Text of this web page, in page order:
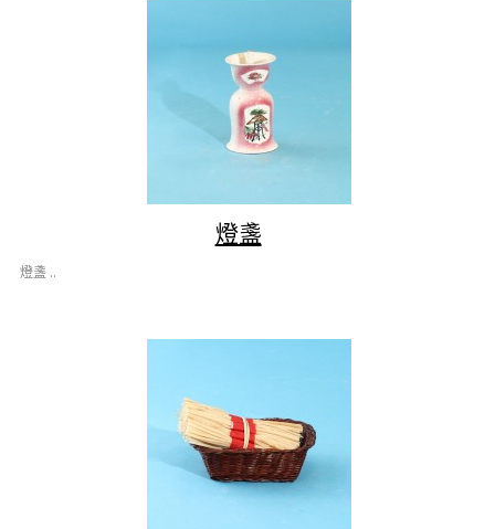
燈盞
燈盞 ..